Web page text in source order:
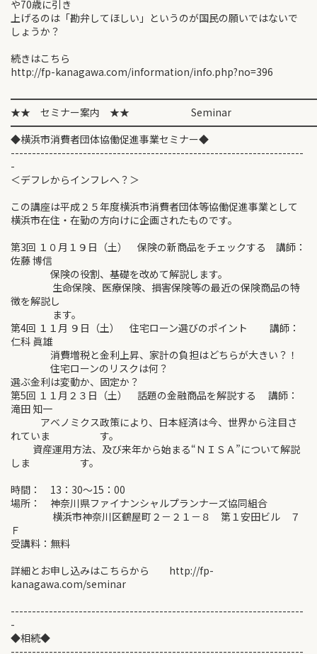
や70歳に引き
上げるのは「勘弁してほしい」というのが国民の願いではないで
しょうか？
続きはこちら
http://fp-kanagawa.com/information/info.php?no=396
★★ セミナー案内 ★★ Seminar
◆横浜市消費者団体協働促進事業セミナー◆
---------------------------------------------------------------------
-
＜デフレからインフレへ？＞
この講座は平成２５年度横浜市消費者団体等協働促進事業として
横浜市在住・在勤の方向けに企画されたものです。
第3回 １０月１９日（土） 保険の新商品をチェックする 講師：
佐藤 博信
保険の役割、基礎を改めて解説します。
生命保険、医療保険、損害保険等の最近の保険商品の特
徴を解説し
ます。
第4回 １１月 ９日（土） 住宅ローン選びのポイント 講師：
仁科 眞雄
消費増税と金利上昇、家計の負担はどちらが大きい？！
住宅ローンのリスクは何？
選ぶ金利は変動か、固定か？
第5回 １１月２３日（土） 話題の金融商品を解説する 講師：
滝田 知一
アベノミクス政策により、日本経済は今、世界から注目さ
れていま す。
資産運用方法、及び来年から始まる“ＮＩＳＡ”について解説
しま す。
時間： 13：30～15：00
場所： 神奈川県ファイナンシャルプランナーズ協同組合
横浜市神奈川区鶴屋町２－２１－８ 第１安田ビル ７
Ｆ
受講料：無料
詳細とお申し込みはこちらから http://fp-
kanagawa.com/seminar
---------------------------------------------------------------------
-
◆相続◆
---------------------------------------------------------------------